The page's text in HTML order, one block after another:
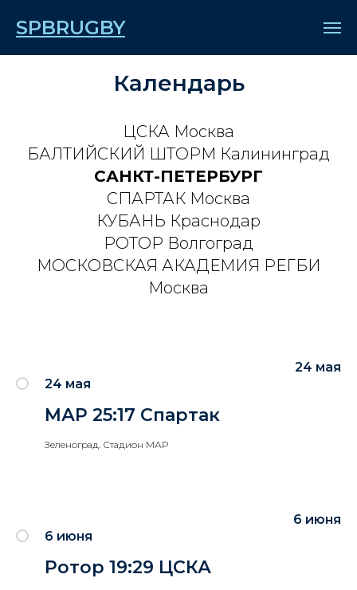
SPBRUGBY
Календарь
ЦСКА Москва
БАЛТИЙСКИЙ ШТОРМ Калининград
САНКТ-ПЕТЕРБУРГ
СПАРТАК Москва
КУБАНЬ Краснодар
РОТОР Волгоград
МОСКОВСКАЯ АКАДЕМИЯ РЕГБИ
Москва
24 мая
24 мая
МАР 25:17 Спартак
Зеленоград. Стадион МАР
6 июня
6 июня
Ротор 19:29 ЦСКА